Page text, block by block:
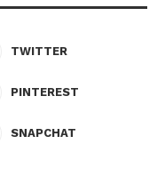
TWITTER
PINTEREST
SNAPCHAT